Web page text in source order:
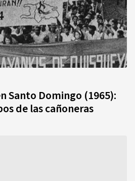
Santo Domingo (1965):
de las cañoneras